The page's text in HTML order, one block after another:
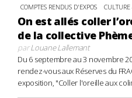
COMPTES RENDUS D'EXPOS
CULTURE
On est allés coller
de la collective
parLouane Lallemant
Du 6 septembre au 3 novembre
rendez-vous aux Réserves du
exposition, "Coller l'oreille aux